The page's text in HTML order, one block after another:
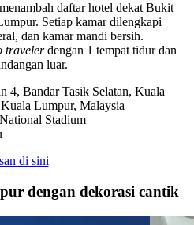
daftar hotel dekat Bukit
Setiap kamar dilengkapi
dan kamar mandi bersih.
travelerdengan 1 tempat tidur dan
luar.
4, Bandar Tasik Selatan, Kuala
Lumpur, Malaysia
Stadium
di sini
dengan dekorasi cantik